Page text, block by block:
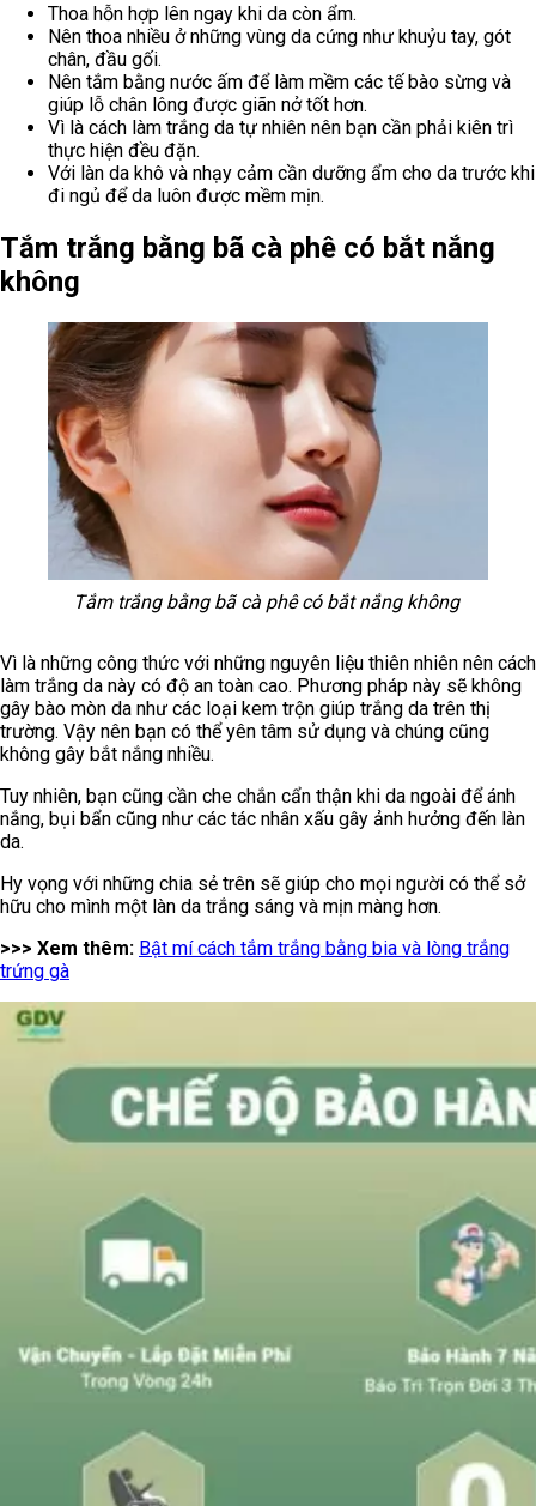
Thoa hỗn hợp lên ngay khi da còn ẩm.
Nên thoa nhiều ở những vùng da cứng như khuỷu tay, gót
chân, đầu gối.
Nên tắm bằng nước ấm để làm mềm các tế bào sừng và
giúp lỗ chân lông được giãn nở tốt hơn.
Vì là cách làm trắng da tự nhiên nên bạn cần phải kiên trì
thực hiện đều đặn.
Với làn da khô và nhạy cảm cần dưỡng ẩm cho da trước khi
đi ngủ để da luôn được mềm mịn.
Tắm trắng bằng bã cà phê có bắt nắng
không
Tắm trắng bằng bã cà phê có bắt nắng không
Vì là những công thức với những nguyên liệu thiên nhiên nên cách
làm trắng da này có độ an toàn cao. Phương pháp này sẽ không
gây bào mòn da như các loại kem trộn giúp trắng da trên thị
trường. Vậy nên bạn có thể yên tâm sử dụng và chúng cũng
không gây bắt nắng nhiều.
Tuy nhiên, bạn cũng cần che chắn cẩn thận khi da ngoài để ánh
nắng, bụi bẩn cũng như các tác nhân xấu gây ảnh hưởng đến làn
da.
Hy vọng với những chia sẻ trên sẽ giúp cho mọi người có thể sở
hữu cho mình một làn da trắng sáng và mịn màng hơn.
>>> Xem thêm: Bật mí cách tắm trắng bằng bia và lòng trắng
trứng gà